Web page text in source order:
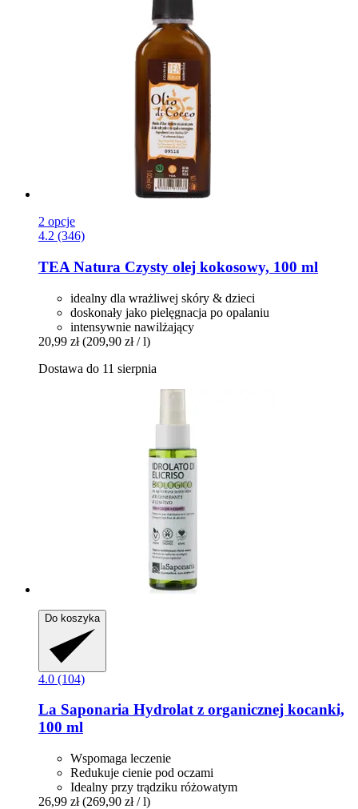
2 opcje
4.2 (346)
TEA Natura Czysty olej kokosowy, 100 ml
idealny dla wrażliwej skóry & dzieci
doskonały jako pielęgnacja po opalaniu
intensywnie nawilżający
20,99 zł (209,90 zł / l)
Dostawa do 11 sierpnia
Do koszyka
4.0 (104)
La Saponaria Hydrolat z organicznej kocanki,
100 ml
Wspomaga leczenie
Redukuje cienie pod oczami
Idealny przy trądziku różowatym
26,99 zł (269,90 zł / l)